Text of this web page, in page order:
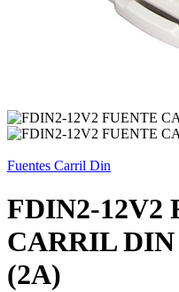
Fuentes Carril Din
FDIN2-12V2
CARRIL DIN
(2A)